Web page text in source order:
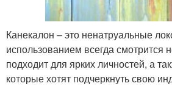
Канекалон – это ненатруальные
использованием всегда смотрится
подходит для ярких личностей, а
которые хотят подчеркнуть свою